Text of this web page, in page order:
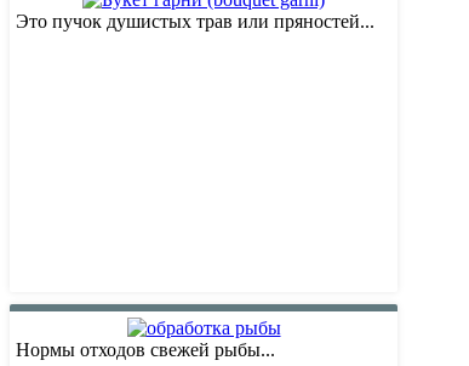
Это пучок душистых трав или пряностей...
Нормы отходов свежей рыбы...